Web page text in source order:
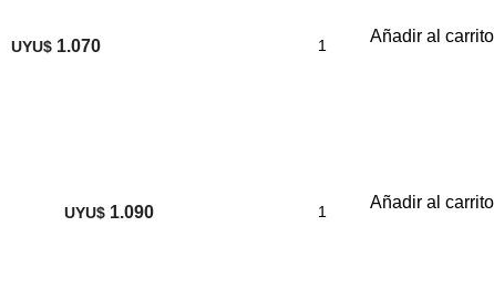
UYU$ 1.070 Añadir al carrito
UYU$ 1.090 Añadir al carrito